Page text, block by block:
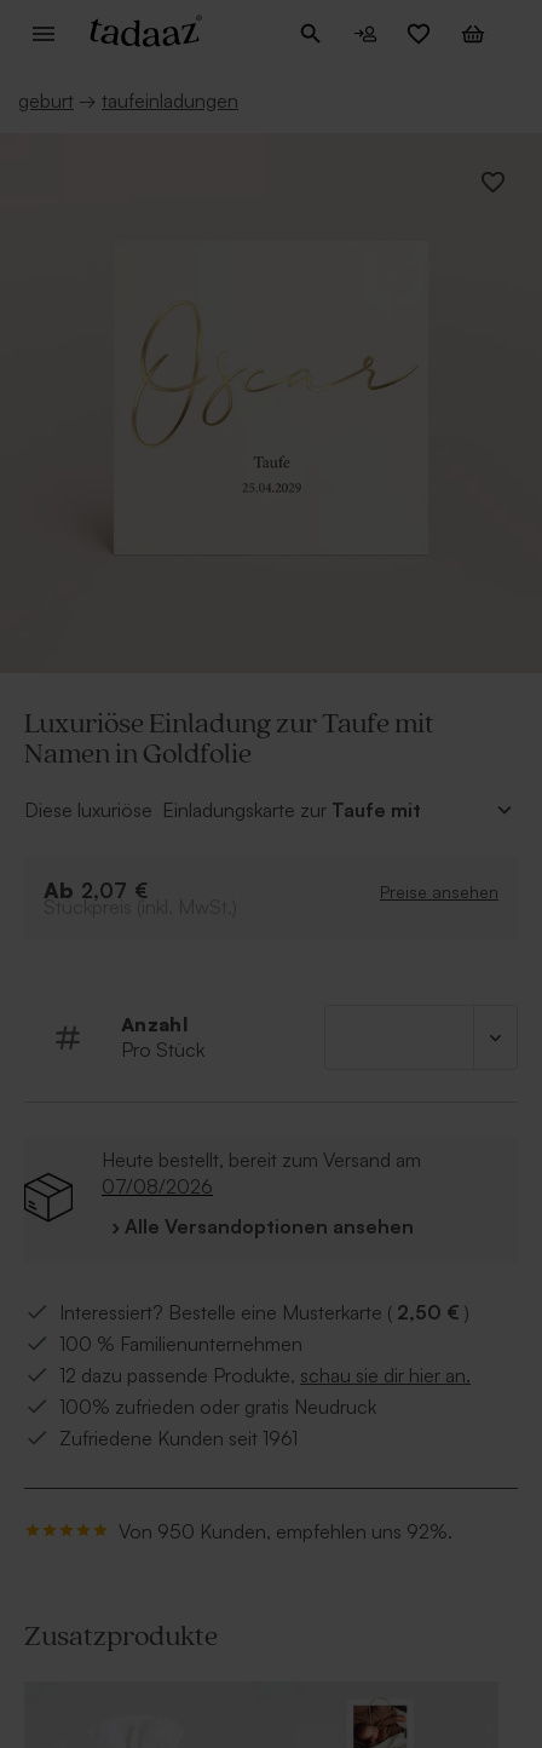
geburt → taufeinladungen
Luxuriöse Einladung zur Taufe mit
Namen in Goldfolie
Diese luxuriöse Einladungskarte zur Taufe mit
Schriftarten und Folienfarben ganz nach deinen
deine Gäste!
• Quadratische Einzelkarte
Ab 2,07 € Preise ansehen
Anzahl
Pro Stück
Heute bestellt, bereit zum Versand am
07/08/2026
› Alle Versandoptionen ansehen
Interessiert? Bestelle eine Musterkarte ( 2,50 € )
100 % Familienunternehmen
12 dazu passende Produkte, schau sie dir hier an.
100% zufrieden oder gratis Neudruck
Zufriedene Kunden seit 1961
Von 950 Kunden, empfehlen uns 92%.
Zusatzprodukte